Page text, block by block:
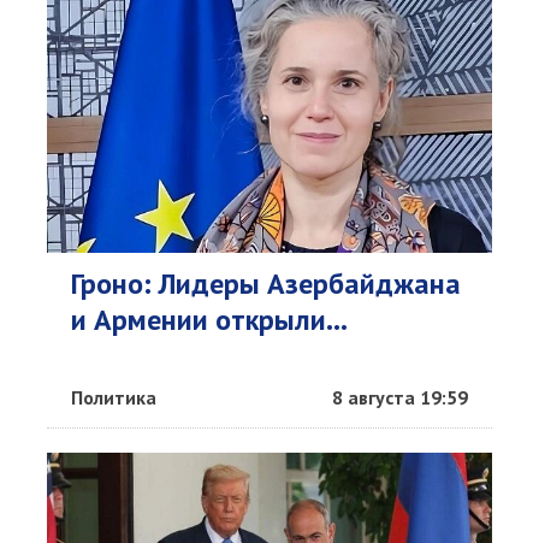
Гроно: Лидеры Азербайджана
и Армении открыли...
Политика 8 августа 19:59